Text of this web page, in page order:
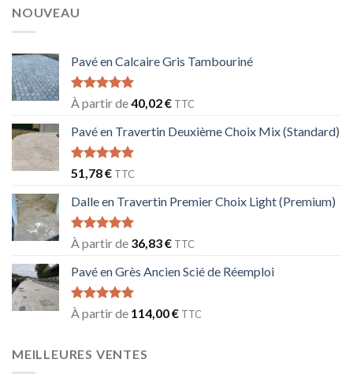
NOUVEAU
Pavé en Calcaire Gris Tambouriné
Note5.00
sur 5
À partir de40,02€ TTC
Pavé en Travertin Deuxième Choix Mix (Standard)
Note5.00
sur 5
51,78€ TTC
Dalle en Travertin Premier Choix Light (Premium)
Note5.00
sur 5
À partir de 36,83€ TTC
Pavé en Grès Ancien Scié de Réemploi
Note5.00
sur 5
À partir de 114,00€ TTC
MEILLEURES VENTES